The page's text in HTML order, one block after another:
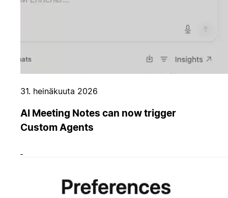
31. heinäkuuta 2026
AI Meeting Notes can now trigger
Custom Agents